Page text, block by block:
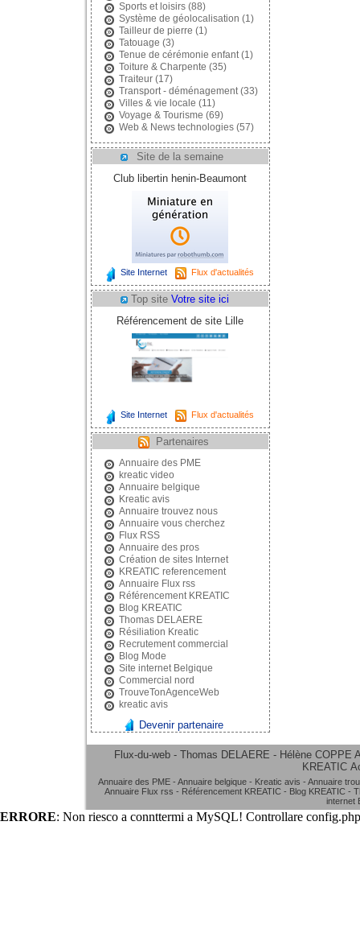
Sports et loisirs(88)
Système de géolocalisation (1)
Tailleur de pierre (1)
Tatouage (3)
Tenue de cérémonie enfant(1)
Toiture & Charpente (35)
Traiteur(17)
Transport - déménagement(33)
Villes & vie locale (11)
Voyage & Tourisme (69)
Web & News technologies(57)
Site de la semaine
Club libertin henin-Beaumont
Site Internet Flux d'actualités
Top site Votre site ici
Référencement de site Lille
Site Internet Flux d'actualités
Partenaires
Annuaire des PME
kreatic video
Annuaire belgique
Kreatic avis
Annuaire trouvez nous
Annuaire vous cherchez
Flux RSS
Annuaire des pros
Création de sites Internet
KREATIC referencement
Annuaire Flux rss
Référencement KREATIC
Blog KREATIC
Thomas DELAERE
Résiliation Kreatic
Recrutement commercial
Blog Mode
Site internet Belgique
Commercial nord
TrouveTonAgenceWeb
kreatic avis
Devenir partenaire
Flux-du-web - Thomas DELAERE - Hélène COPPE
KREATIC
Annuaire des PME - Annuaire belgique - Kreatic avis - Annuaire
Annuaire Flux rss - Référencement KREATIC - Blog KREATIC -
internet
ERRORE: Non riesco a connttermi a MySQL! Controllare